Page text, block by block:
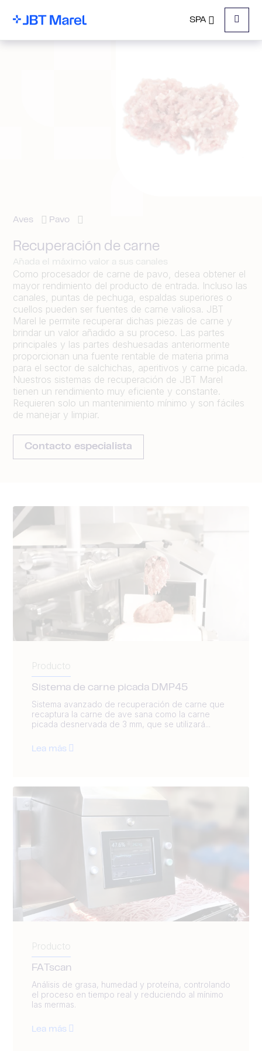
SPA
Menu
Aves Pavo
Recuperación de carne
Añada el máximo valor a sus canales
Como procesador de carne de pavo, desea obtener el
mayor rendimiento del producto de entrada. Incluso las
canales, puntas de pechuga, espaldas superiores o
cuellos pueden ser fuentes de carne valiosa. JBT
Marel le permite recuperar dichas piezas de carne y
brindar un valor añadido a su proceso. Las partes
principales y las partes deshuesadas anteriormente
proporcionan una fuente rentable de materia prima
para el sector de salchichas, aperitivos y carne picada.
Nuestros sistemas de recuperación de JBT Marel
tienen un rendimiento muy eficiente y constante.
Requieren solo un mantenimiento mínimo y son fáciles
de manejar y limpiar.
Contacto especialista
Producto
Sistema de carne picada DMP45
Sistema avanzado de recuperación de carne que
recaptura la carne de ave sana como la carne
picada desnervada de 3 mm, que se utilizará...
Lea más
Producto
FATscan
Análisis de grasa, humedad y proteína, controlando
el proceso en tiempo real y reduciendo al mínimo
las mermas.
Lea más